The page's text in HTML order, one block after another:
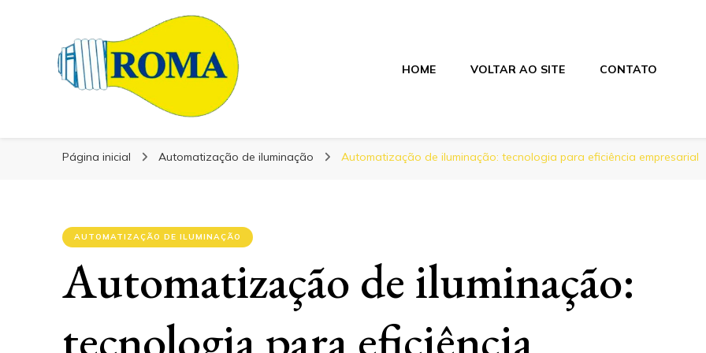
Blog Roma Eletrônica
Blog Roma Eletrônica
HOME VOLTAR AO SITE CONTATO
Página inicial Automatização de iluminação Automatização de iluminação: tecnologia para eficiência empresarial
AUTOMATIZAÇÃO DE ILUMINAÇÃO
Automatização de iluminação: